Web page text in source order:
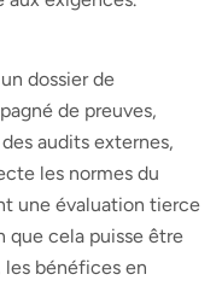
dossier de
de preuves,
audits externes,
les normes du
une évaluation tierce
que cela puisse être
bénéfices en